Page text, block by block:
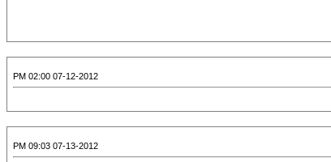
07-12-2012 02:00 PM
07-13-2012 09:03 PM